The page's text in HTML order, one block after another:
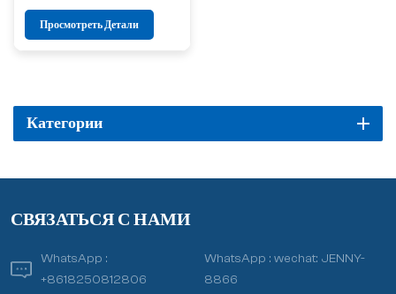
Просмотреть Детали
Категории
СВЯЗАТЬСЯ С НАМИ
WhatsApp :
+8618250812806
WhatsApp :wechat: JENNY-
8866